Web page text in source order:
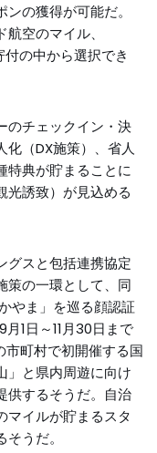
の獲得が可能だ。
空のマイル、
の中から選択でき
のチェックイン・決
（DX施策）、省人
特典が貯まることに
光誘致）が見込める
グスと包括連携協定
策の一環として、同
やま」を巡る顔認証
1日～11月30日まで
市町村で初開催する国
と県内周遊に向け
供するそうだ。自治
マイルが貯まるスタ
うだ。